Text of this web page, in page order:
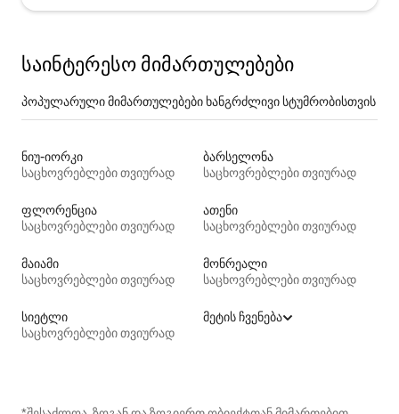
საინტერესო მიმართულებები
პოპულარული მიმართულებები ხანგრძლივი სტუმრობისთვის
ნიუ-იორკი
საცხოვრებლები თვიურად
ბარსელონა
საცხოვრებლები თვიურად
ფლორენცია
საცხოვრებლები თვიურად
ათენი
საცხოვრებლები თვიურად
მაიამი
საცხოვრებლები თვიურად
მონრეალი
საცხოვრებლები თვიურად
სიეტლი
საცხოვრებლები თვიურად
მეტის ჩვენება